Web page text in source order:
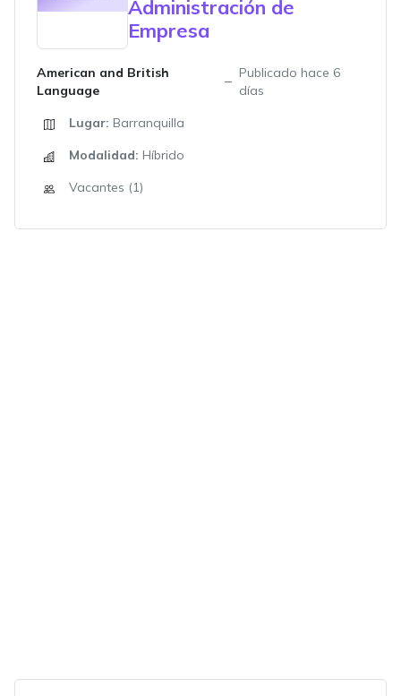
Administración de
Empresa
American and British
Language
Publicado hace 6
días
Lugar: Barranquilla
Modalidad: Híbrido
Vacantes (1)